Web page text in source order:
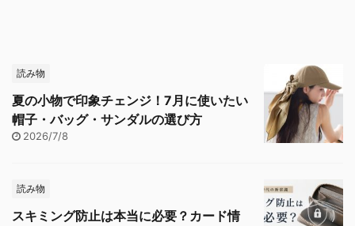
読み物
夏の小物で印象チェンジ！7月に使いたい
帽子・バッグ・サンダルの選び方
2026/7/8
読み物
スキミング防止は本当に必要？カード情